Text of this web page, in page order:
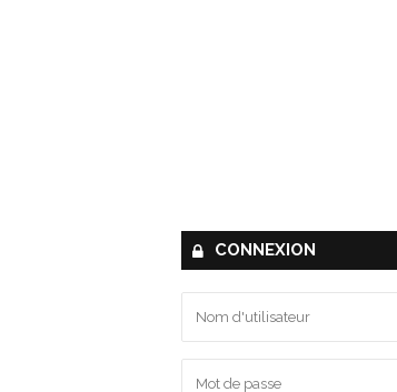
CONNEXION